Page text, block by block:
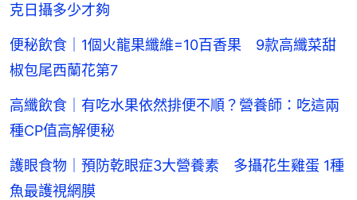
克日攝多少才夠
便秘飲食｜1個火龍果纖維=10百香果 9款高纖菜甜
椒包尾西蘭花第7
高纖飲食｜有吃水果依然排便不順？營養師：吃這兩
種CP值高解便秘
護眼食物｜預防乾眼症3大營養素 多攝花生雞蛋 1種
魚最護視網膜